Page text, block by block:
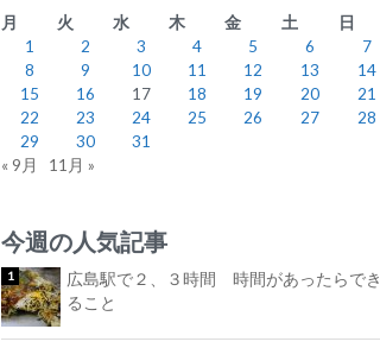
月
火 水 木 金 土
日
1
2 3 4 5 6
7
8
9 10 11 12 13
14
15
16 17 18 19 20
21
22
23 24 25 26 27
28
29
30
31
« 9月
11月 »
今週の人気記事
広島駅で２、３時間 時間があったらでき
ること